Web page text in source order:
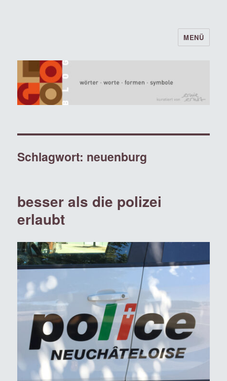
logoblog · · · wörter · worte · formen ·
symbole · · ·
MENÜ
Schlagwort: neuenburg
besser als die polizei
erlaubt